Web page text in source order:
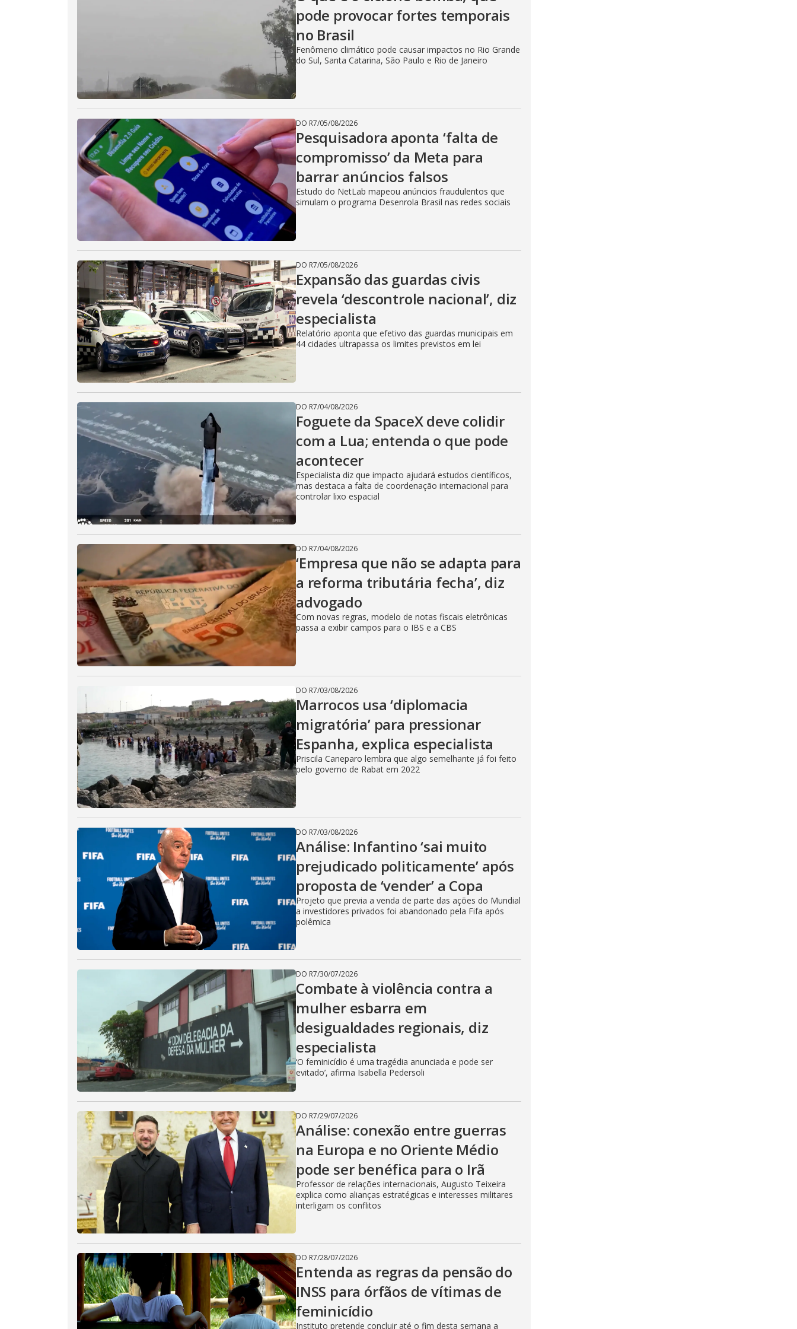
i
d
e
o
pode provocar fortes temporais
no Brasil
Fenômeno climático pode causar impactos no Rio Grande
do Sul, Santa Catarina, São Paulo e Rio de Janeiro
DO R7/05/08/2026
Pesquisadora aponta ‘falta de
compromisso’ da Meta para
barrar anúncios falsos
Estudo do NetLab mapeou anúncios fraudulentos que
simulam o programa Desenrola Brasil nas redes sociais
DO R7/05/08/2026
Expansão das guardas civis
revela ‘descontrole nacional’, diz
especialista
Relatório aponta que efetivo das guardas municipais em
44 cidades ultrapassa os limites previstos em lei
DO R7/04/08/2026
Foguete da SpaceX deve colidir
com a Lua; entenda o que pode
acontecer
Especialista diz que impacto ajudará estudos científicos,
mas destaca a falta de coordenação internacional para
controlar lixo espacial
DO R7/04/08/2026
‘Empresa que não se adapta para
a reforma tributária fecha’, diz
advogado
Com novas regras, modelo de notas fiscais eletrônicas
passa a exibir campos para o IBS e a CBS
DO R7/03/08/2026
Marrocos usa ‘diplomacia
migratória’ para pressionar
Espanha, explica especialista
Priscila Caneparo lembra que algo semelhante já foi feito
pelo governo de Rabat em 2022
DO R7/03/08/2026
Análise: Infantino ‘sai muito
prejudicado politicamente’ após
proposta de ‘vender’ a Copa
Projeto que previa a venda de parte das ações do Mundial
a investidores privados foi abandonado pela Fifa após
polêmica
DO R7/30/07/2026
Combate à violência contra a
mulher esbarra em
desigualdades regionais, diz
especialista
‘O feminicídio é uma tragédia anunciada e pode ser
evitado’, afirma Isabella Pedersoli
DO R7/29/07/2026
Análise: conexão entre guerras
na Europa e no Oriente Médio
pode ser benéfica para o Irã
Professor de relações internacionais, Augusto Teixeira
explica como alianças estratégicas e interesses militares
interligam os conflitos
DO R7/28/07/2026
Entenda as regras da pensão do
INSS para órfãos de vítimas de
feminicídio
Instituto pretende concluir até o fim desta semana a